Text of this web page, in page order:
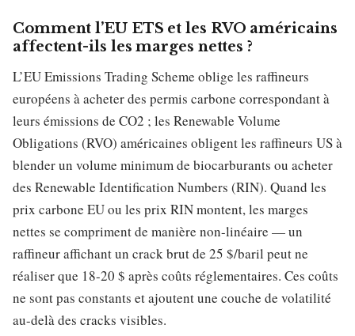
Comment l’EU ETS et les RVO américains
affectent-ils les marges nettes ?
L’EU Emissions Trading Scheme oblige les raffineurs
européens à acheter des permis carbone correspondant à
leurs émissions de CO2 ; les Renewable Volume
Obligations (RVO) américaines obligent les raffineurs US à
blender un volume minimum de biocarburants ou acheter
des Renewable Identification Numbers (RIN). Quand les
prix carbone EU ou les prix RIN montent, les marges
nettes se compriment de manière non-linéaire — un
raffineur affichant un crack brut de 25 $/baril peut ne
réaliser que 18-20 $ après coûts réglementaires. Ces coûts
ne sont pas constants et ajoutent une couche de volatilité
au-delà des cracks visibles.